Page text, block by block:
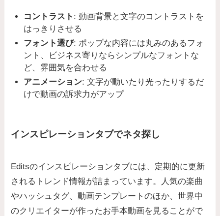
コントラスト : 動画背景と文字のコントラストを
はっきりさせる
フォント選び: ポップな内容には丸みのあるフォ
ント、ビジネス寄りならシンプルなフォントな
ど、雰囲気を合わせる
アニメーション: 文字が動いたり光ったりするだ
けで動画の訴求力がアップ
インスピレーションタブでネタ探し
Editsのインスピレーションタブには、定期的に更新
されるトレンド情報が詰まっています。人気の楽曲
やハッシュタグ、動画テンプレートのほか、世界中
のクリエイターが作ったお手本動画を見ることがで